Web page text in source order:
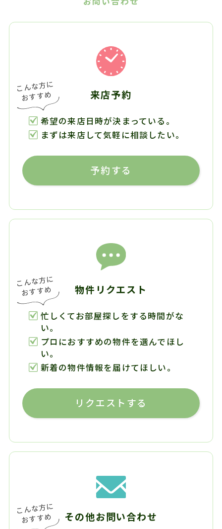
来店予約
希望の来店日時が決まっている。
まずは来店して気軽に相談したい。
予約する
物件リクエスト
忙しくてお部屋探しをする時間がな
い。
プロにおすすめの物件を選んでほし
い。
新着の物件情報を届けてほしい。
リクエストする
その他お問い合わせ